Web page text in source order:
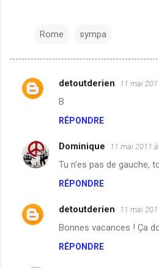
Rome sympa
C
m
e
a
detoutderien 11 mai
B
RÉPONDRE
Dominique 11 mai 2011
Tu n'es pas de gauche,
RÉPONDRE
detoutderien 11 mai
Bonnes vacances ! Ça
RÉPONDRE